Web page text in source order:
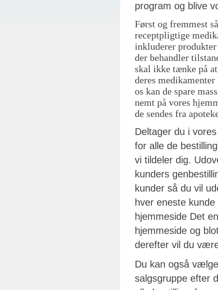
program og blive
Først og fremmest
receptpligtige
inkluderer
der behandler
skal ikke tænke på
deres
os kan de spare
nemt på vores
de sendes fra
Deltager du i
for alle de
vi tildeler dig.
kunders
kunder så du vil
hver eneste
hjemmeside Det
hjemmeside og
derefter vil du
Du kan også
salgsgruppe efter